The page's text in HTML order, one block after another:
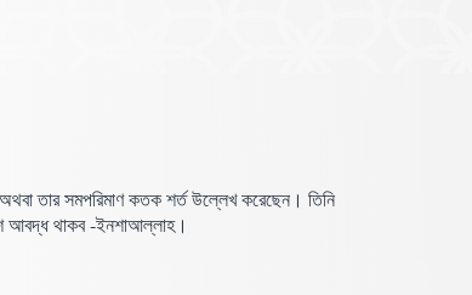
তার সমপরিমাণ কতক শর্ত উল্লেখ করেছেন। তিনি
আবদ্ধ থাকব -ইনশাআল্লাহ।